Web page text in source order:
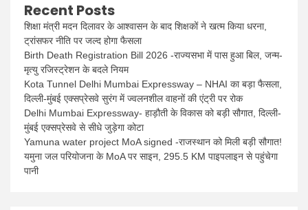
Recent Posts
शिक्षा मंत्री मदन दिलावर के आश्वासन के बाद शिक्षकों ने खत्म किया धरना,
ट्रांसफर नीति पर जल्द होगा फैसला
Birth Death Registration Bill 2026 -राज्यसभा में पास हुआ बिल, जन्म-
मृत्यु रजिस्ट्रेशन के बदले नियम
Kota Tunnel Delhi Mumbai Expressway – NHAI का बड़ा फैसला,
दिल्ली-मुंबई एक्सप्रेसवे सुरंग में ज्वलनशील वाहनों की एंट्री पर रोक
Delhi Mumbai Expressway- हाड़ौती के विकास को बड़ी सौगात, दिल्ली-
मुंबई एक्सप्रेसवे से सीधे जुड़ेगा कोटा
Yamuna water project MoA signed -राजस्थान को मिली बड़ी सौगात!
यमुना जल परियोजना के MoA पर साइन, 295.5 KM पाइपलाइन से पहुंचेगा
पानी